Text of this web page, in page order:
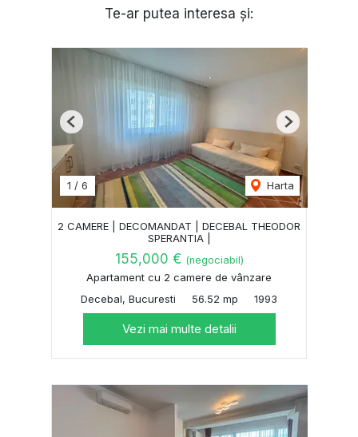
Te-ar putea interesa și:
1 / 6 Harta
Previous Next
2 CAMERE | DECOMANDAT | DECEBAL THEODOR
SPERANTIA |
155,000 € (negociabil)
Apartament cu 2 camere de vânzare
Decebal, Bucuresti
56.52 mp 1993
Vezi mai multe detalii